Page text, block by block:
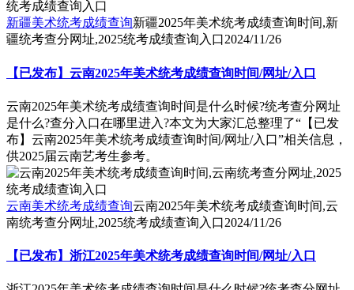
新疆美术统考成绩查询新疆2025年美术统考成绩查询时间,新
疆统考查分网址,2025统考成绩查询入口2024/11/26
【已发布】云南2025年美术统考成绩查询时间/网址/入口
云南2025年美术统考成绩查询时间是什么时候?统考查分网址
是什么?查分入口在哪里进入?本文为大家汇总整理了“【已发
布】云南2025年美术统考成绩查询时间/网址/入口”相关信息，
供2025届云南艺考生参考。
云南美术统考成绩查询云南2025年美术统考成绩查询时间,云
南统考查分网址,2025统考成绩查询入口2024/11/26
【已发布】浙江2025年美术统考成绩查询时间/网址/入口